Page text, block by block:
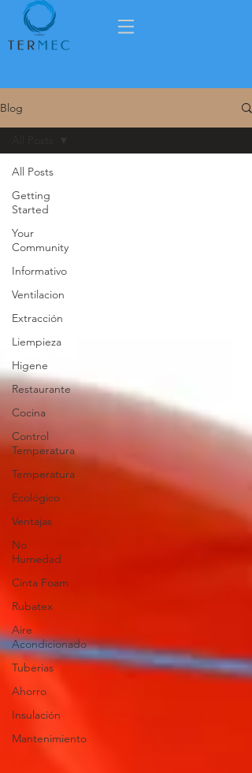
Blog
All Posts
Getting
Started
Your
Community
Informativo
Ventilacion
Extracción
Liempieza
Higene
Restaurante
Cocina
Control
Temperatura
Temperatura
Ecológico
Ventajas
No
Humedad
Cinta Foam
Rubatex
Aire
Acondicionado
Tuberias
Ahorro
Insulación
Mantenimiento